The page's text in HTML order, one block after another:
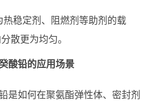
热稳定剂、阻燃剂等助剂的载
散更为均匀。
酸铅的应用场景
是如何在聚氨酯弹性体、密封剂